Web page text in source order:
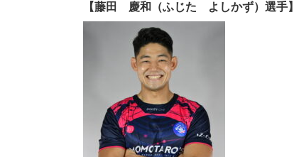
【藤田 慶和（ふじた よしかず）選手】